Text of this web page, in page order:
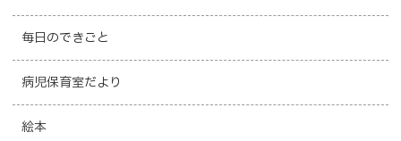
毎日のできごと
病児保育室だより
絵本